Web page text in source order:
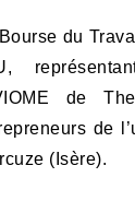
du
de
de
(Isère).